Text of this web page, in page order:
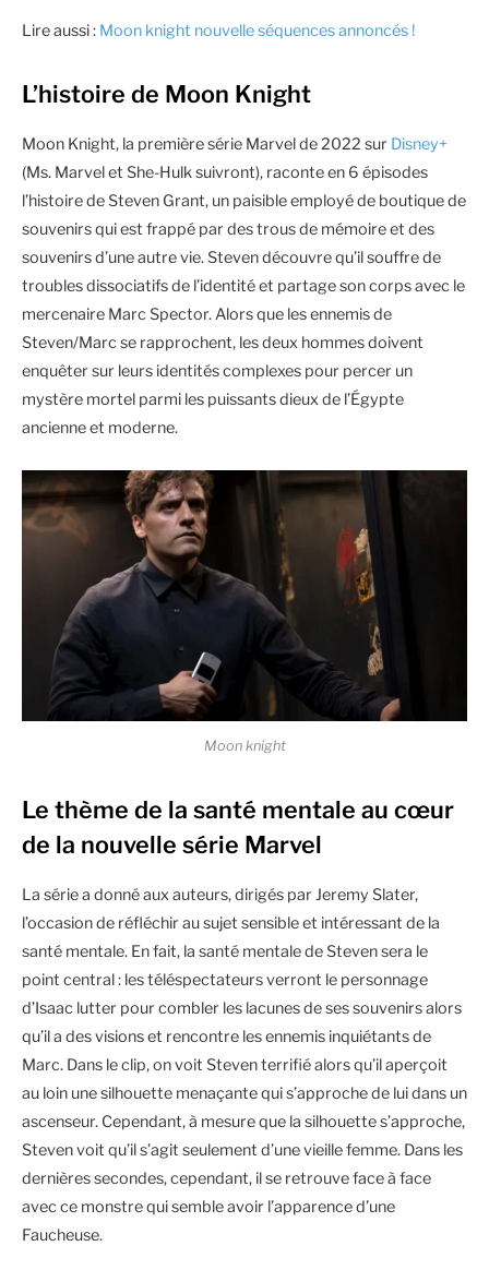
Lire aussi : Moon knight nouvelle séquences annoncés !
L’histoire de Moon Knight
Moon Knight, la première série Marvel de 2022 sur Disney+
(Ms. Marvel et She-Hulk suivront), raconte en 6 épisodes
l’histoire de Steven Grant, un paisible employé de boutique de
souvenirs qui est frappé par des trous de mémoire et des
souvenirs d’une autre vie. Steven découvre qu’il souffre de
troubles dissociatifs de l’identité et partage son corps avec le
mercenaire Marc Spector. Alors que les ennemis de
Steven/Marc se rapprochent, les deux hommes doivent
enquêter sur leurs identités complexes pour percer un
mystère mortel parmi les puissants dieux de l’Égypte
ancienne et moderne.
Moon knight
Le thème de la santé mentale au cœur
de la nouvelle série Marvel
La série a donné aux auteurs, dirigés par Jeremy Slater,
l’occasion de réfléchir au sujet sensible et intéressant de la
santé mentale. En fait, la santé mentale de Steven sera le
point central : les téléspectateurs verront le personnage
d’Isaac lutter pour combler les lacunes de ses souvenirs alors
qu’il a des visions et rencontre les ennemis inquiétants de
Marc. Dans le clip, on voit Steven terrifié alors qu’il aperçoit
au loin une silhouette menaçante qui s’approche de lui dans un
ascenseur. Cependant, à mesure que la silhouette s’approche,
Steven voit qu’il s’agit seulement d’une vieille femme. Dans les
dernières secondes, cependant, il se retrouve face à face
avec ce monstre qui semble avoir l’apparence d’une
Faucheuse.